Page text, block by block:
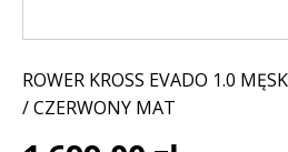
ROWER KROSS EVADO 1.0
/ CZERWONY MAT